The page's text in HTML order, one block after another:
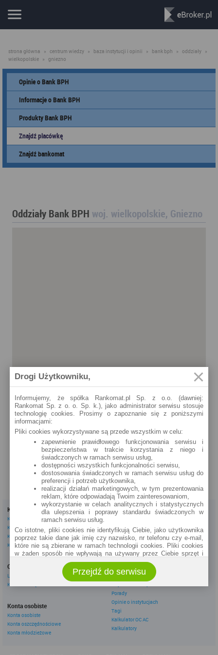
strona główna » centrum wiedzy » baza instytucji i opinii » bank bph » oddziały »
wielkopolskie » gniezno
Opinie o Bank BPH
Informacje o Bank BPH
Produkty Bank BPH
Znajdź placówkę
Znajdź bankomat
Oddziały Bank BPH woj. wielkopolskie, Gniezno
Gniezno
H. Sienkiewicza 1
zobacz na mapie »
Kredyty
Kredyty gotówkowe
Kredyty hipoteczne
Kredyty konsolidacyjne
Kredyty na samochód
Oszczędzanie
Lokaty
Konta oszczędnościowe
Konta osobiste
Konta osobiste
Konta oszczędnościowe
Konta młodzieżowe
Dla firm
Konta firmowe
Leasingi
Inne
eBroker Ekstra
Artykuły
Porady
Opinie o instytucjach
Tagi
Kalkulator OC AC
Kalkulatory
Drogi Użytkowniku,
Informujemy, że spółka Rankomat.pl Sp. z o.o. (dawniej:
Rankomat Sp. z o. o. Sp. k.), jako administrator serwisu stosuje
technologię cookies. Prosimy o zapoznanie się z poniższymi
informacjami:
Pliki cookies wykorzystywane są przede wszystkim w celu:
zapewnienie prawidłowego funkcjonowania serwisu i
bezpieczeństwa w trakcie korzystania z niego i
świadczonych w ramach serwisu usług,
dostępności wszystkich funkcjonalności serwisu,
dostosowania świadczonych w ramach serwisu usług do
preferencji i potrzeb użytkownika,
realizacji działań marketingowych, w tym prezentowania
reklam, które odpowiadają Twoim zainteresowaniom,
wykorzystanie w celach analitycznych i statystycznych
dla ulepszenia i poprawy standardu świadczonych w
ramach serwisu usług.
Co istotne, pliki cookies nie identyfikują Ciebie, jako użytkownika
poprzez takie dane jak imię czy nazwisko, nr telefonu czy e-mail,
które nie są zbierane w ramach technologii cookies. Pliki cookies
w żaden sposób nie wpływają na używany przez Ciebie sprzęt i
Zakres wykorzystywania plików cookies możliwy jest do
określenia w ustawieniach przeglądarki każdego użytkownika. Bez
wprowadzenia zmian ustawień, informacje w plikach cookies mogą
być zapisywane w pamięci Twojego urządzenia.
Administratorem danych pozyskiwanych w technologii cookies jest
spółka Rankomat.pl Sp. z o.o. (dawniej: Rankomat Sp. z o. o. Sp.
k.) z siedzibą w Warszawie, ul. Wolska 88, 01 - 141 Warszawa.
Możesz jako użytkownik w każdym czasie skontaktować się z
administratorem pod adresem bok@ebroker.pl, jak również wyrazić
Przejdź do serwisu